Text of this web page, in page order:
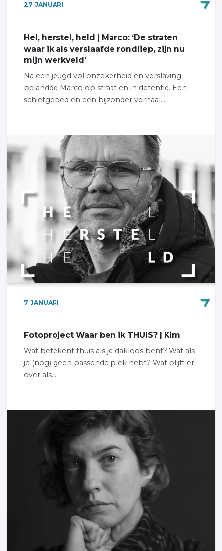
27 JANUARI
Hel, herstel, held | Marco: ‘De straten
waar ik als verslaafde rondliep, zijn nu
mijn werkveld’
Na een jeugd vol onzekerheid en verslaving
belandde Marco op straat en in detentie. Een
schietgebed en een bijzonder verhaal...
7 JANUARI
Fotoproject Waar ben ik THUIS? | Kim
Wat betekent thuis als je dakloos bent? Wat als
je (nog) geen passende plek hebt? Wat blijft er
over als...